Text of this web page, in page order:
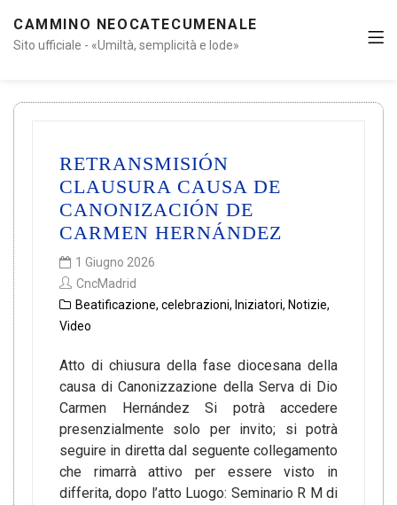
CAMMINO NEOCATECUMENALE
Sito ufficiale - «Umiltà, semplicità e lode»
RETRANSMISIÓN
CLAUSURA CAUSA DE
CANONIZACIÓN DE
CARMEN HERNÁNDEZ
1 Giugno 2026
CncMadrid
Beatificazione, celebrazioni, Iniziatori, Notizie,
Video
Atto di chiusura della fase diocesana della
causa di Canonizzazione della Serva di Dio
Carmen Hernández Si potrà accedere
presenzialmente solo per invito; si potrà
seguire in diretta dal seguente collegamento
che rimarrà attivo per essere visto in
differita, dopo l’atto Luogo: Seminario R M di